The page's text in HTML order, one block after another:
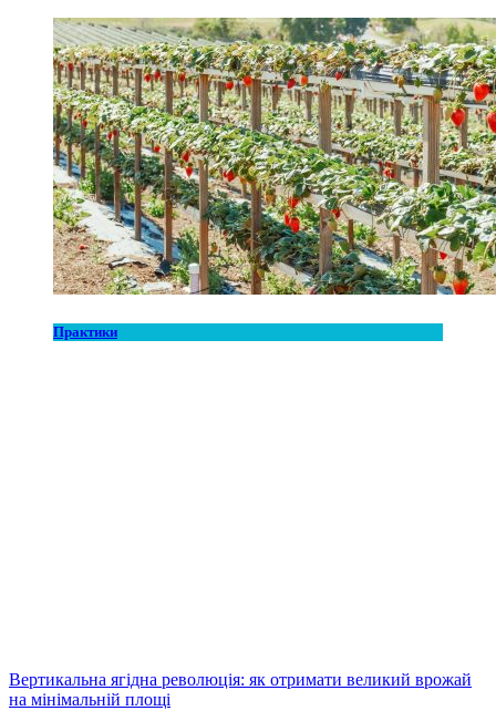
Практики
Вертикальна ягідна революція: як отримати великий врожай
на мінімальній площі